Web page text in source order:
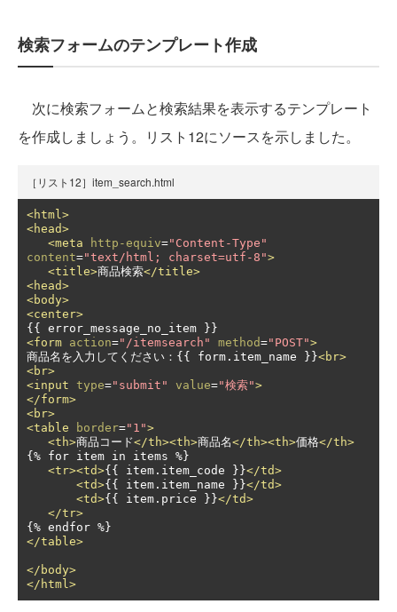
検索フォームのテンプレート作成
次に検索フォームと検索結果を表示するテンプレート
を作成しましょう。リスト12にソースを示しました。
［リスト12］item_search.html
<html>
<head>
<meta
http-equiv="Content-Type"
content="text/html; charset=utf-8">
<title>商品検索</title>
<head>
<body>
<center>
<form action="/itemsearch" method="POST">
商品名を入力してください：{{ form.item_name }}<br>
<br>
<input type="submit" value="検索">
</form>
<br>
<table
border="1">
<th>商品コード</th><th>商品名</th><th>価格</th>
{% for item in items %}
<tr><td>{{ item.item_code }}</td>
<td>{{ item.item_name }}</td>
<td>{{ item.price }}</td>
</tr>
</table>
</body>
</html>